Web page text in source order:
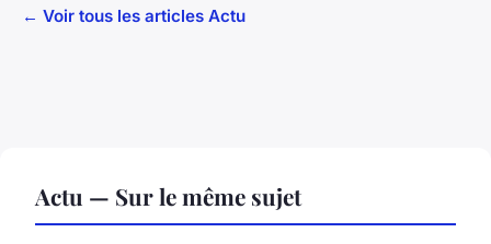
← Voir tous les articles Actu
Actu — Sur le même sujet